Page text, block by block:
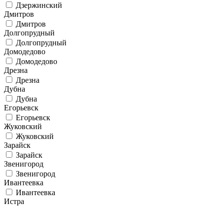
Дзержинский
Дмитров
Дмитров
Долгопрудный
Долгопрудный
Домодедово
Домодедово
Дрезна
Дрезна
Дубна
Дубна
Егорьевск
Егорьевск
Жуковский
Жуковский
Зарайск
Зарайск
Звенигород
Звенигород
Ивантеевка
Ивантеевка
Истра